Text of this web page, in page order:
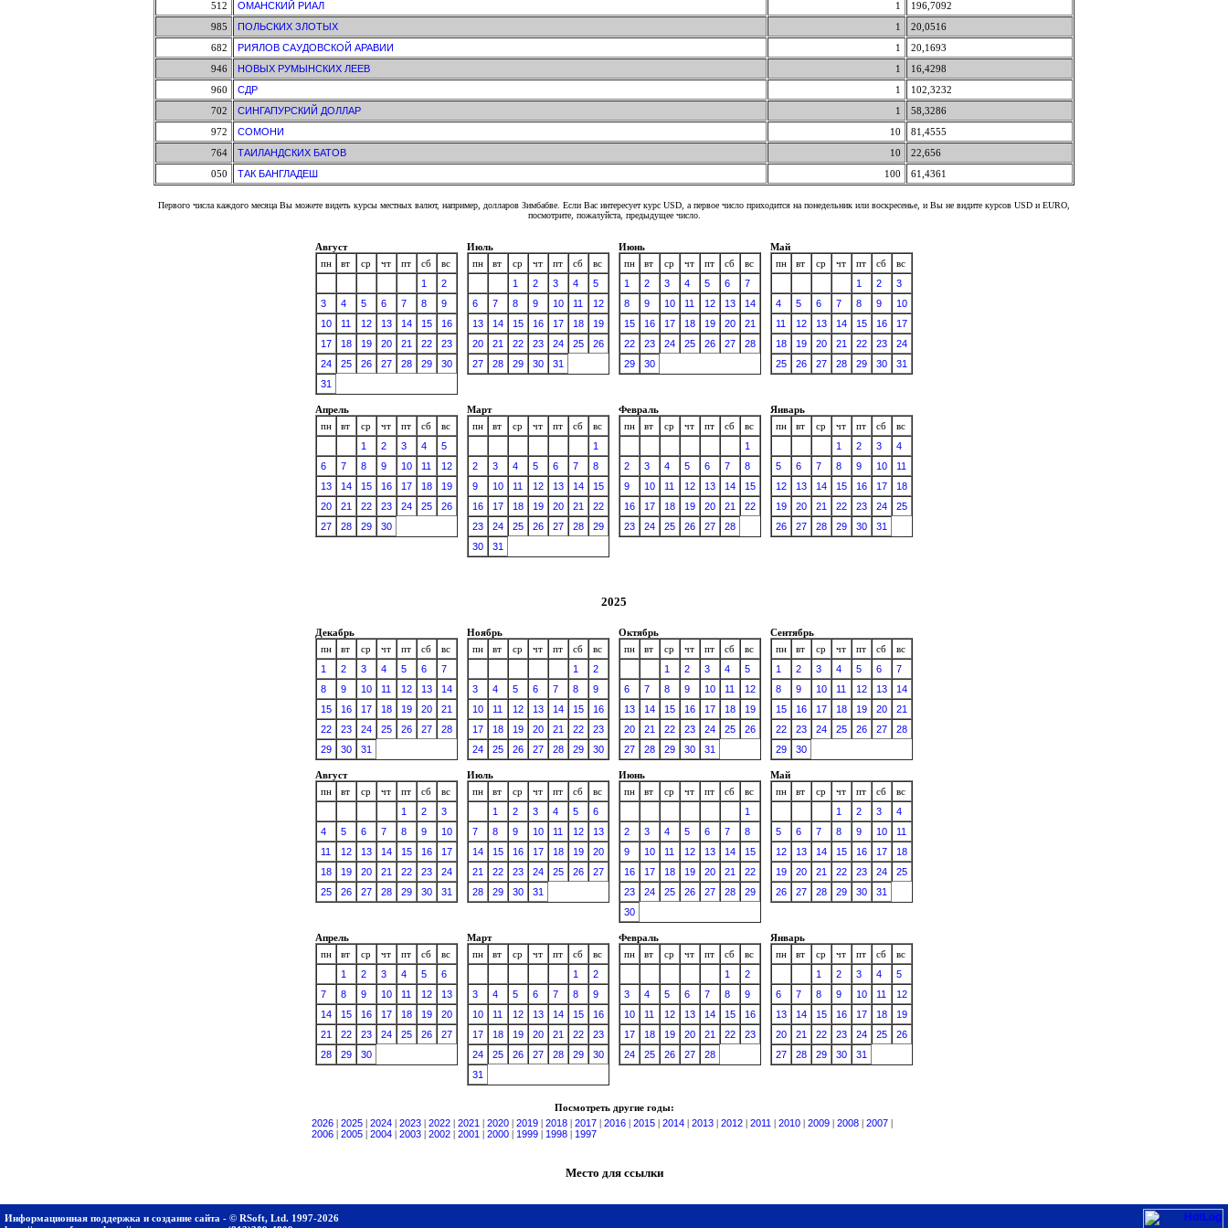
512 ОМАНСКИЙ РИАЛ 1
196,7092
985
ПОЛЬСКИХ ЗЛОТЫХ 1
20,0516
682
РИЯЛОВ САУДОВСКОЙ АРАВИИ 1
20,1693
946
НОВЫХ РУМЫНСКИХ ЛЕЕВ 1
16,4298
960
СДР 1
102,3232
702
СИНГАПУРСКИЙ ДОЛЛАР 1
58,3286
972
СОМОНИ 10
81,4555
764
ТАИЛАНДСКИХ БАТОВ 10
22,656
050
ТАК БАНГЛАДЕШ 100 61,4361
Первого числа каждого месяца Вы можете видеть курсы местных валют, например, долларов Зимбабве. Если Вас интересует курс USD, а первое число приходится на понедельник или воскресенье, и Вы не видите курсов USD и EURO,
посмотрите, пожалуйста, предыдущее число.
Август
пн
вт ср чт пт сб
вс
1
2
3
4 5 6 7 8
9
10
11 12 13 14 15
16
17
18 19 20 21 22
23
24
25 26 27 28 29
30
31
Июль
пн
вт ср чт пт сб
вс
1
2 3 4
5
6
7 8 9 10 11
12
13
14 15 16 17 18
19
20
21 22 23 24 25
26
27
28 29 30 31
Июнь
пн
вт ср чт пт сб
вс
1
2 3 4 5 6
7
8
9 10 11 12 13
14
15
16 17 18 19 20
21
22
23 24 25 26 27
28
29
30
Май
пн
вт ср чт пт сб
вс
1
2
3
4
5 6 7 8 9
10
11
12 13 14 15 16
17
18
19 20 21 22 23
24
25
26 27 28 29 30 31
Апрель
пн
вт ср чт пт сб
вс
1
2 3 4
5
6
7 8 9 10 11
12
13
14 15 16 17 18
19
20
21 22 23 24 25
26
27
28 29 30
Март
пн
вт ср чт пт сб
вс
1
2
3 4 5 6 7
8
9
10 11 12 13 14
15
16
17 18 19 20 21
22
23
24 25 26 27 28
29
30
31
Февраль
пн
вт ср чт пт сб
вс
1
2
3 4 5 6 7
8
9
10 11 12 13 14
15
16
17 18 19 20 21
22
23
24 25 26 27 28
Январь
пн
вт ср чт пт сб
вс
1
2 3
4
5
6 7 8 9 10
11
12
13 14 15 16 17
18
19
20 21 22 23 24
25
26
27 28 29 30 31
2025
Декабрь
пн
вт ср чт пт сб
вс
1
2 3 4 5 6
7
8
9 10 11 12 13
14
15
16 17 18 19 20
21
22
23 24 25 26 27
28
29
30 31
Ноябрь
пн
вт ср чт пт сб
вс
1
2
3
4 5 6 7 8
9
10
11 12 13 14 15
16
17
18 19 20 21 22
23
24
25 26 27 28 29 30
Октябрь
пн
вт ср чт пт сб
вс
1
2 3 4
5
6
7 8 9 10 11
12
13
14 15 16 17 18
19
20
21 22 23 24 25
26
27
28 29 30 31
Сентябрь
пн
вт ср чт пт сб
вс
1
2 3 4 5 6
7
8
9 10 11 12 13
14
15
16 17 18 19 20
21
22
23 24 25 26 27
28
29
30
Август
пн
вт ср чт пт сб
вс
1
2
3
4
5 6 7 8 9
10
11
12 13 14 15 16
17
18
19 20 21 22 23
24
25
26 27 28 29 30 31
Июль
пн
вт ср чт пт сб
вс
1
2 3 4 5
6
7
8 9 10 11 12
13
14
15 16 17 18 19
20
21
22 23 24 25 26
27
28
29 30 31
Июнь
пн
вт ср чт пт сб
вс
1
2
3 4 5 6 7
8
9
10 11 12 13 14
15
16
17 18 19 20 21
22
23
24 25 26 27 28
29
30
Май
пн
вт ср чт пт сб
вс
1
2 3
4
5
6 7 8 9 10
11
12
13 14 15 16 17
18
19
20 21 22 23 24
25
26
27 28 29 30 31
Апрель
пн
вт ср чт пт сб
вс
1
2 3 4 5
6
7
8 9 10 11 12
13
14
15 16 17 18 19
20
21
22 23 24 25 26
27
28
29 30
Март
пн
вт ср чт пт сб
вс
1
2
3
4 5 6 7 8
9
10
11 12 13 14 15
16
17
18 19 20 21 22
23
24
25 26 27 28 29
30
31
Февраль
пн
вт ср чт пт сб
вс
1
2
3
4 5 6 7 8
9
10
11 12 13 14 15
16
17
18 19 20 21 22
23
24
25 26 27 28
Январь
пн
вт ср чт пт сб
вс
1
2 3 4
5
6
7 8 9 10 11
12
13
14 15 16 17 18
19
20
21 22 23 24 25
26
27
28 29 30 31
Посмотреть другие годы:
2026
2025 2024 2023 2022 2021 2020 2019 2018 2017 2016 2015 2014 2013 2012 2011 2010 2009 2008 2007
2006
2005 2004 2003 2002 2001 2000 1999 1998 1997
Место для ссылки
Информационная поддержка и создание сайта - © RSoft, Ltd. 1997-2026